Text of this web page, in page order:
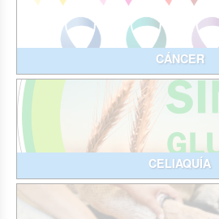
CÁNCER
CELIAQUÍA